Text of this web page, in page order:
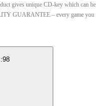
gives unique CD-key which can be
GUARANTEE – every game you
98